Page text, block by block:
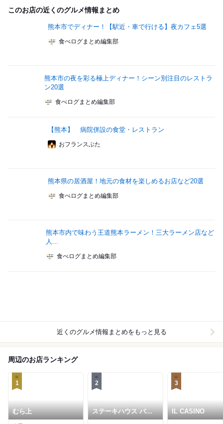
このお店の近くのグルメ情報まとめ
熊本市でディナー！【駅近・車で行ける】夜カフェ5選
食べログまとめ編集部
熊本市の夜を彩る極上ディナー！シーン別注目のレストラ
ン20選
食べログまとめ編集部
【熊本】 病院併設の食堂・レストラン
おフランスぶた
熊本県の居酒屋！地元の食材を楽しめるお店など20選
食べログまとめ編集部
熊本市内で味わう王道熊本ラーメン！三大ラーメン店など
人...
食べログまとめ編集部
近くのグルメ情報まとめをもっと見る
周辺のお店ランキング
1
むら上
2
ステーキハウス バロ
ン
3
IL CASINO